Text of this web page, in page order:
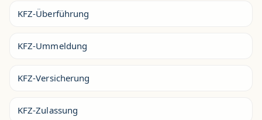
KFZ-Überführung
KFZ-Ummeldung
KFZ-Versicherung
KFZ-Zulassung